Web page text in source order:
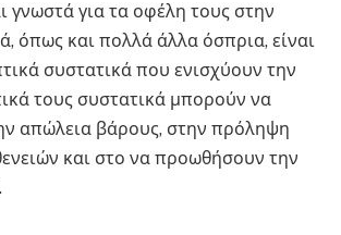
γνωστά για τα οφέλη τους στην
όπως και πολλά άλλα όσπρια, είναι
συστατικά που ενισχύουν την
τους συστατικά μπορούν να
απώλεια βάρους, στην πρόληψη
και στο να προωθήσουν την